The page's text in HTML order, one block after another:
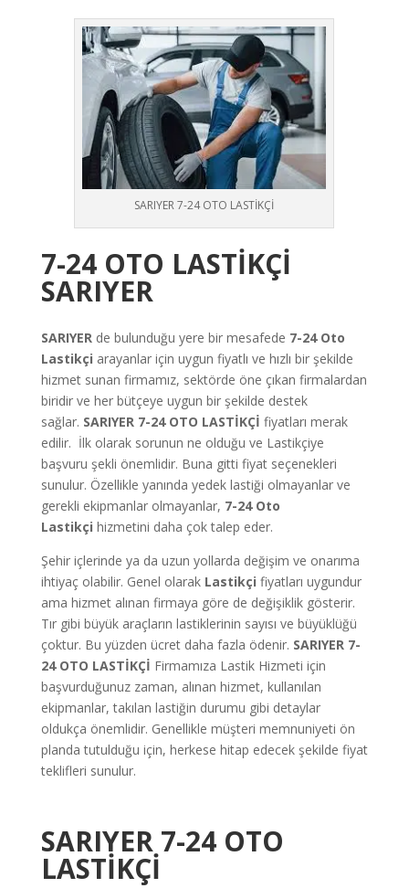
SARIYER 7-24 OTO LASTİKÇİ
7-24 OTO LASTİKÇİ
SARIYER
SARIYER de bulunduğu yere bir mesafede 7-24 Oto
Lastikçi arayanlar için uygun fiyatlı ve hızlı bir şekilde
hizmet sunan firmamız, sektörde öne çıkan firmalardan
biridir ve her bütçeye uygun bir şekilde destek
sağlar. SARIYER 7-24OTO LASTİKÇİ fiyatları merak
edilir. İlk olarak sorunun ne olduğu ve Lastikçiye
başvuru şekli önemlidir. Buna gitti fiyat seçenekleri
sunulur. Özellikle yanında yedek lastiği olmayanlar ve
gerekli ekipmanlar olmayanlar, 7-24 Oto
Lastikçi hizmetini daha çok talep eder.
Şehir içlerinde ya da uzun yollarda değişim ve onarıma
ihtiyaç olabilir. Genel olarak Lastikçi fiyatları uygundur
ama hizmet alınan firmaya göre de değişiklik gösterir.
Tır gibi büyük araçların lastiklerinin sayısı ve büyüklüğü
çoktur. Bu yüzden ücret daha fazla ödenir. SARIYER 7-
24 OTO LASTİKÇİ Firmamıza Lastik Hizmeti için
başvurduğunuz zaman, alınan hizmet, kullanılan
ekipmanlar, takılan lastiğin durumu gibi detaylar
oldukça önemlidir. Genellikle müşteri memnuniyeti ön
planda tutulduğu için, herkese hitap edecek şekilde fiyat
teklifleri sunulur.
SARIYER 7-24 OTO
LASTİKÇİ